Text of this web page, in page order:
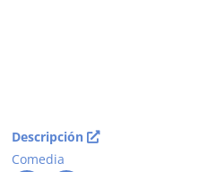
Descripción
Comedia